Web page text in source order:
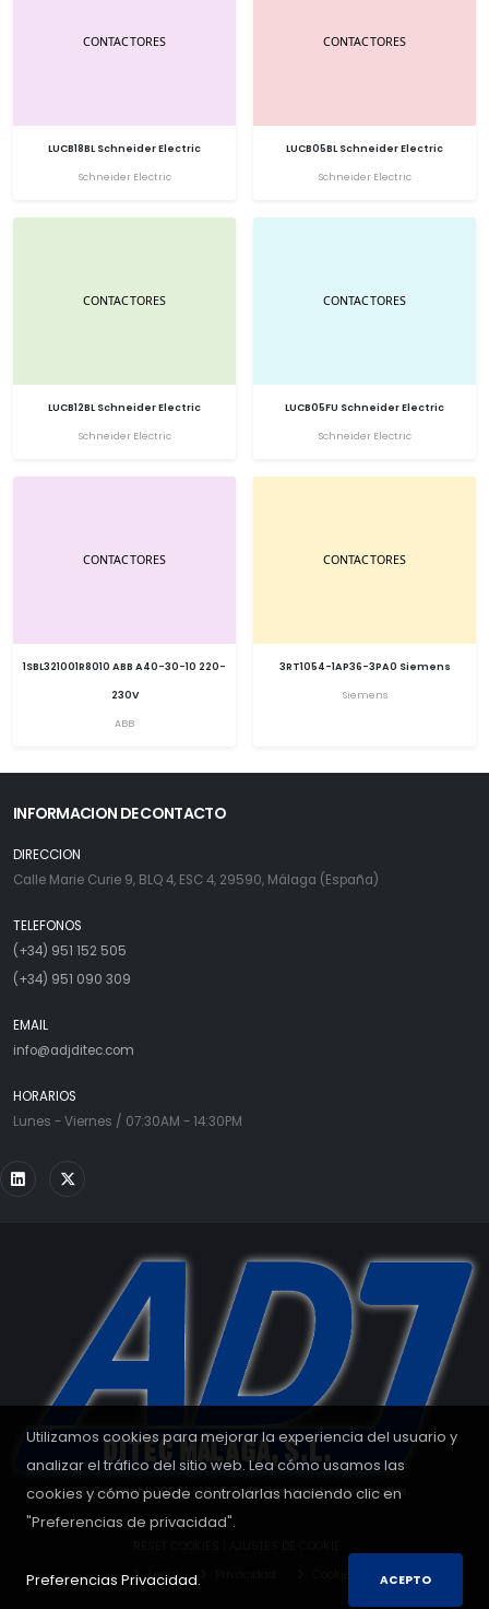
Utilizamos cookies para mejorar la experiencia del usuario y
analizar el tráfico del sitio web. Lea cómo usamos las
cookies y cómo puede controlarlas haciendo clic en
"Preferencias de privacidad".
Preferencias Privacidad. ACEPTO
LUCB18BL Schneider Electric
Schneider Electric
LUCB05BL Schneider Electric
Schneider Electric
LUCB12BL Schneider Electric
Schneider Electric
LUCB05FU Schneider Electric
Schneider Electric
1SBL321001R8010 ABB A40-30-10 220-
230V
ABB
3RT1054-1AP36-3PA0 Siemens
Siemens
INFORMACION DE CONTACTO
DIRECCION
Calle Marie Curie 9, BLQ 4, ESC 4, 29590, Málaga (España)
TELEFONOS
(+34) 951 152 505
(+34) 951 090 309
EMAIL
info@adjditec.com
HORARIOS
Lunes - Viernes / 07:30AM - 14:30PM
© Copyright 2008 - 2026. Todos los derechos reservados.
Legal